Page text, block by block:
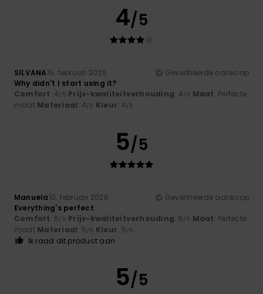
4/5
SILVANA15. februari 2026
Geverifieerde aankoop
Why didn't I start using it?
Comfort: 4/5 Prijs-kwaliteitverhouding: 4/5 Maat: Perfecte
maat Materiaal: 4/5 Kleur: 4/5
5/5
Manuela10. februari 2026
Geverifieerde aankoop
Everything's perfect
Comfort: 5/5 Prijs-kwaliteitverhouding: 5/5 Maat: Perfecte
maat Materiaal: 5/5 Kleur: 5/5
Ik raad dit product aan
5/5